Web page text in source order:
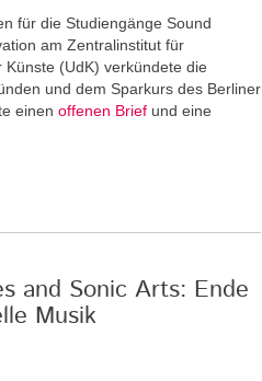
für die Studiengänge Sound
am Zentralinstitut für
(UdK) verkündete die
und dem Sparkurs des Berliner
einen offenen Brief und eine
and Sonic Arts: Ende
Musik